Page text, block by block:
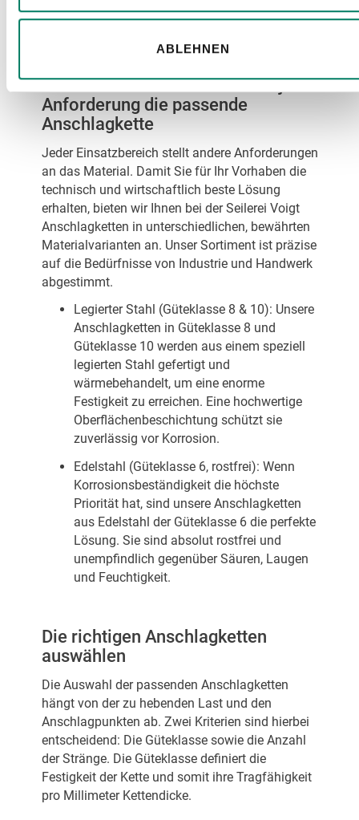
ABLEHNEN
sicher heben dürfen. Die genauen Werte finden
Unsere Materialvarianten: Für jede
Anforderung die passende
Anschlagkette
Jeder Einsatzbereich stellt andere Anforderungen
an das Material. Damit Sie für Ihr Vorhaben die
technisch und wirtschaftlich beste Lösung
erhalten, bieten wir Ihnen bei der Seilerei Voigt
Anschlagketten in unterschiedlichen, bewährten
Materialvarianten an. Unser Sortiment ist präzise
auf die Bedürfnisse von Industrie und Handwerk
abgestimmt.
Legierter Stahl (Güteklasse 8 & 10): Unsere
Anschlagketten in Güteklasse 8 und
Güteklasse 10 werden aus einem speziell
legierten Stahl gefertigt und
wärmebehandelt, um eine enorme
Festigkeit zu erreichen. Eine hochwertige
Oberflächenbeschichtung schützt sie
zuverlässig vor Korrosion.
Edelstahl (Güteklasse 6, rostfrei): Wenn
Korrosionsbeständigkeit die höchste
Priorität hat, sind unsere Anschlagketten
aus Edelstahl der Güteklasse 6 die perfekte
Lösung. Sie sind absolut rostfrei und
unempfindlich gegenüber Säuren, Laugen
und Feuchtigkeit.
Die richtigen Anschlagketten
auswählen
Die Auswahl der passenden Anschlagketten
hängt von der zu hebenden Last und den
Anschlagpunkten ab. Zwei Kriterien sind hierbei
entscheidend: Die Güteklasse sowie die Anzahl
der Stränge. Die Güteklasse definiert die
Festigkeit der Kette und somit ihre Tragfähigkeit
pro Millimeter Kettendicke.